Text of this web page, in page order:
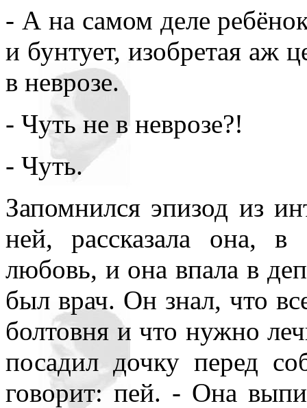
- А на самом деле
и бунтует, изобретая аж
в неврозе.
- Чуть не в неврозе?!
- Чуть.
Запомнился эпизод из
ней, рассказала она, в
любовь, и она впала в
был врач. Он знал, что
болтовня и что нужно
посадил дочку перед
говорит: пей. - Она